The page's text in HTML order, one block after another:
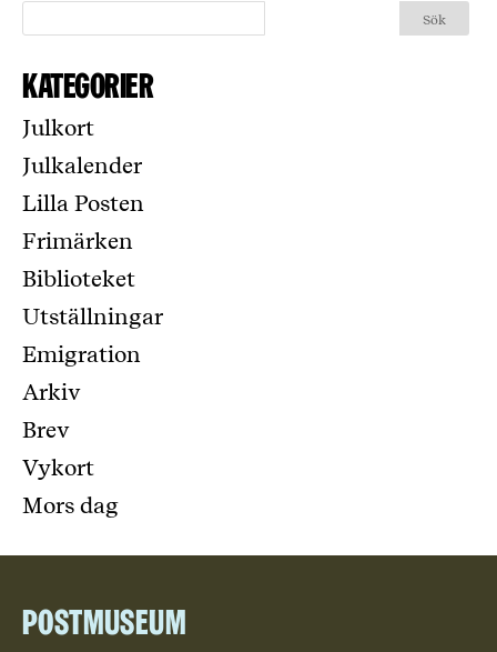
Kategorier
Julkort
Julkalender
Lilla Posten
Frimärken
Biblioteket
Utställningar
Emigration
Arkiv
Brev
Vykort
Mors dag
Postmuseum